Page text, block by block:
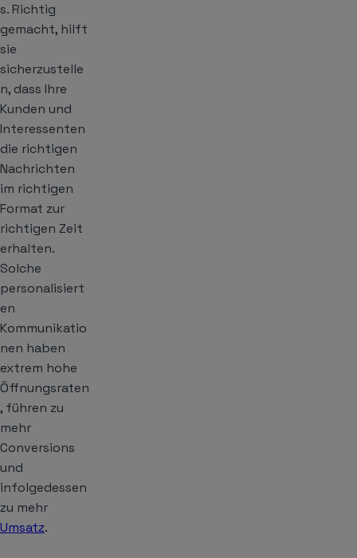
s. Richtig
gemacht, hilft
sie
sicherzustelle
n, dass Ihre
Kunden und
Interessenten
die richtigen
Nachrichten
im richtigen
Format zur
richtigen Zeit
erhalten.
Solche
personalisiert
en
Kommunikatio
nen haben
extrem hohe
Öffnungsraten
, führen zu
mehr
Conversions
und
infolgedessen
zu mehr
Umsatz.